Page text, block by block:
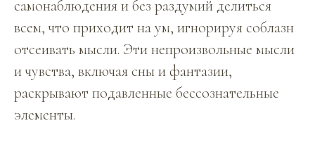
самонаблюдения и без раздумий делиться
всем, что приходит на ум, игнорируя соблазн
отсеивать мысли. Эти непроизвольные мысли
и чувства, включая сны и фантазии,
раскрывают подавленные бессознательные
элементы.